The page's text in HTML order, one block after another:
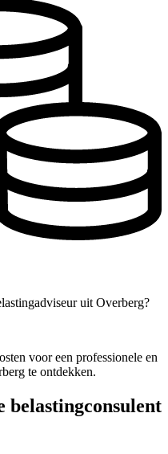
uit Overberg?
voor een professionele en
te ontdekken.
belastingconsulent